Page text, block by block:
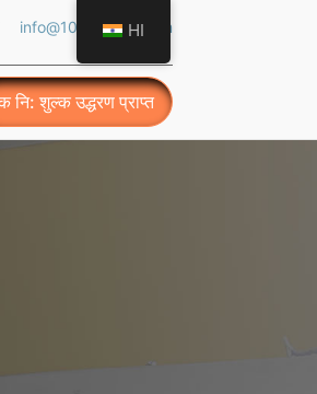
info@101ledlight.com
नि: शुल्क उद्धरण प्राप्त
HI